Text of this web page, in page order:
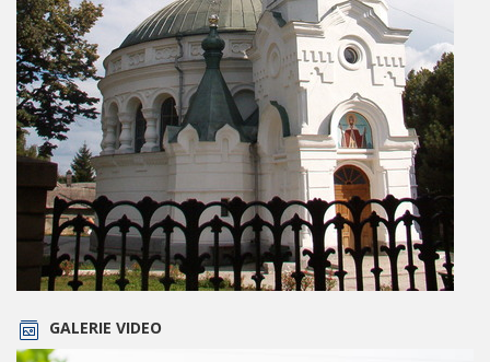
GALERIE VIDEO